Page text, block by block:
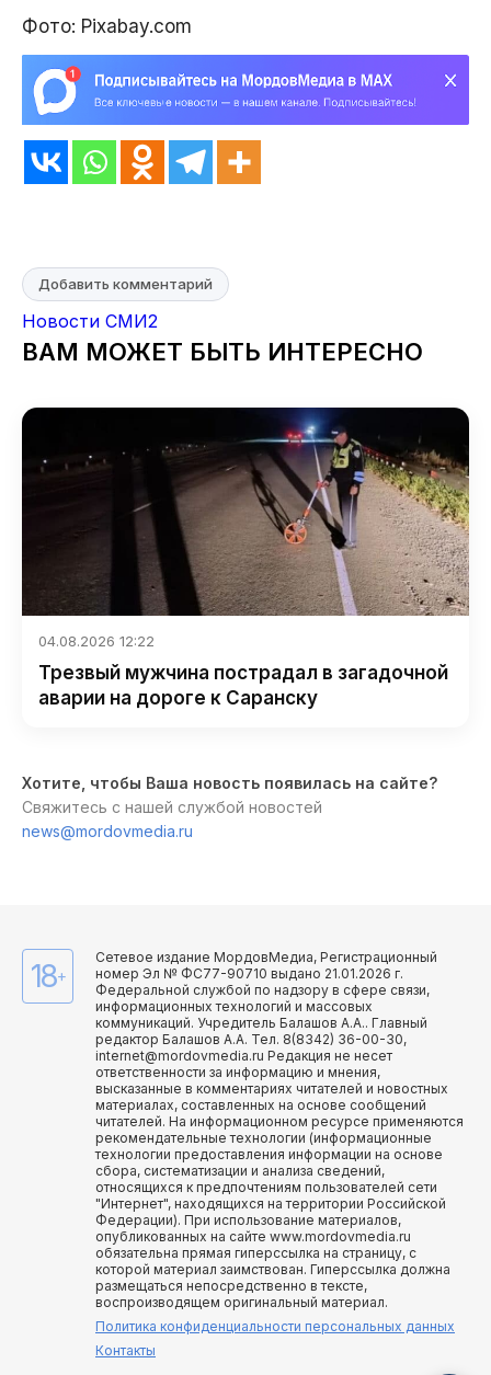
Фото: Pixabay.com
Добавить комментарий
Новости СМИ2
ВАМ МОЖЕТ БЫТЬ ИНТЕРЕСНО
04.08.2026 12:22
Трезвый мужчина пострадал в загадочной
аварии на дороге к Саранску
Хотите, чтобы Ваша новость появилась на сайте?
Свяжитесь с нашей службой новостей
news@mordovmedia.ru
18+
Сетевое издание МордовМедиа, Регистрационный
номер Эл № ФС77-90710 выдано 21.01.2026 г.
Федеральной службой по надзору в сфере связи,
информационных технологий и массовых
коммуникаций. Учредитель Балашов А.А.. Главный
редактор Балашов А.А. Тел. 8(8342) 36-00-30,
internet@mordovmedia.ru Редакция не несет
ответственности за информацию и мнения,
высказанные в комментариях читателей и новостных
материалах, составленных на основе сообщений
читателей. На информационном ресурсе применяются
рекомендательные технологии (информационные
технологии предоставления информации на основе
сбора, систематизации и анализа сведений,
относящихся к предпочтениям пользователей сети
"Интернет", находящихся на территории Российской
Федерации). При использование материалов,
опубликованных на сайте www.mordovmedia.ru
обязательна прямая гиперссылка на страницу, с
которой материал заимствован. Гиперссылка должна
размещаться непосредственно в тексте,
воспроизводящем оригинальный материал.
Политика конфиденциальности персональных данных
Контакты